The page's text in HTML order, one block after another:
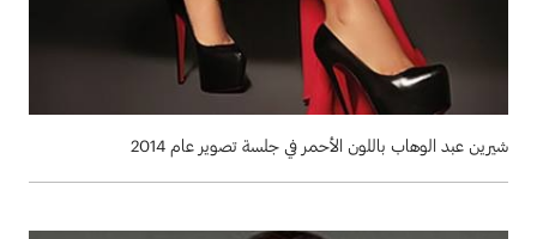
شيرين عبد الوهاب باللون الأحمر في جلسة تصوير عام 2014